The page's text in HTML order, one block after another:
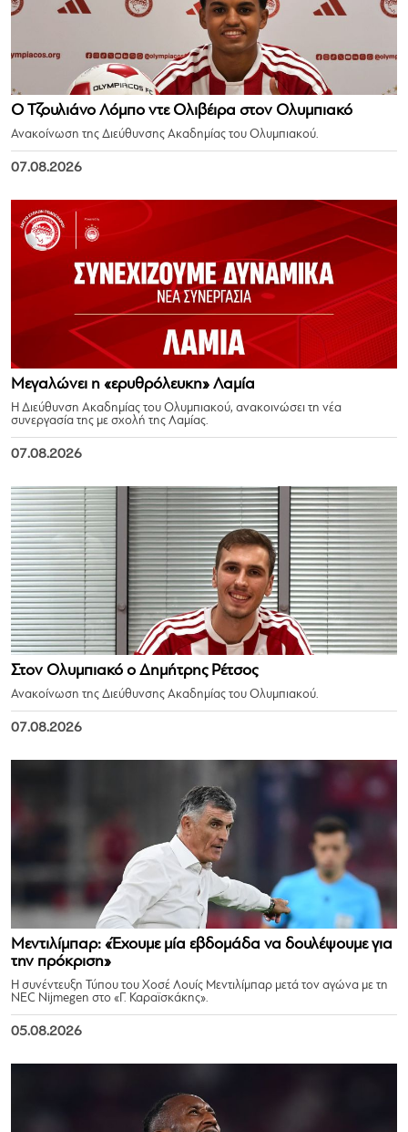
Ο Τζουλιάνο Λόμπο ντε Ολιβέιρα στον Ολυμπιακό
Ανακοίνωση της Διεύθυνσης Ακαδημίας του Ολυμπιακού.
07.08.2026
Μεγαλώνει η «ερυθρόλευκη» Λαμία
Η Διεύθυνση Ακαδημίας του Ολυμπιακού, ανακοινώσει τη νέα
συνεργασία της με σχολή της Λαμίας.
07.08.2026
Στον Ολυμπιακό ο Δημήτρης Ρέτσος
Ανακοίνωση της Διεύθυνσης Ακαδημίας του Ολυμπιακού.
07.08.2026
Μεντιλίμπαρ: «Έχουμε μία εβδομάδα να δουλέψουμε για
την πρόκριση»
Η συνέντευξη Τύπου του Χοσέ Λουίς Μεντιλίμπαρ μετά τον αγώνα με τη
NEC Nijmegen στο «Γ. Καραϊσκάκης».
05.08.2026